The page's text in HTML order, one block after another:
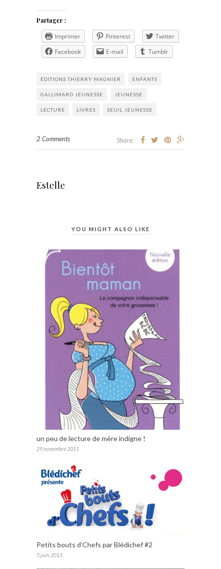
Partager :
Imprimer Pinterest
Twitter
Facebook
E-mail Tumblr
ÉDITIONS THIERRY MAGNIER ENFANTS
GALLIMARD JEUNESSE JEUNESSE
LECTURE LIVRES SEUIL JEUNESSE
2 Comments Share:
Estelle
YOU MIGHT ALSO LIKE
un peu de lecture de mère indigne !
29 novembre 2011
Petits bouts d’Chefs par Blédichef #2
5 juin 2013